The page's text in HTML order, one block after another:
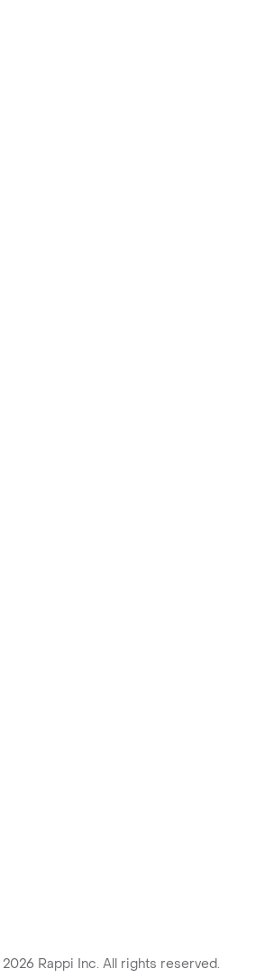
2026 Rappi Inc. All rights reserved.